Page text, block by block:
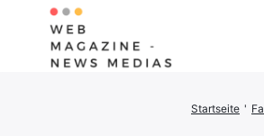
Startseite '